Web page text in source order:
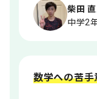
柴田
中学2
数学への苦